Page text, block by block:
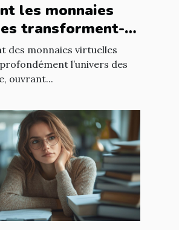
les monnaies
transforment-
jeux en ligne ?
des monnaies virtuelles
l’univers des
ouvrant...